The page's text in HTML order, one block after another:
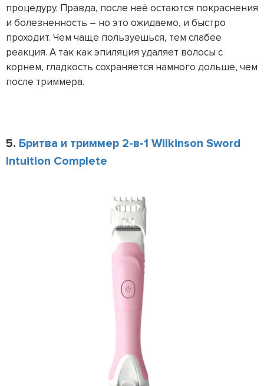
процедуру. Правда, после неё остаются покраснения
и болезненность – но это ожидаемо, и быстро
проходит. Чем чаще пользуешься, тем слабее
реакция. А так как эпиляция удаляет волосы с
корнем, гладкость сохраняется намного дольше, чем
после триммера.
5. Бритва и триммер 2-в-1 Wilkinson Sword
Intuition Complete